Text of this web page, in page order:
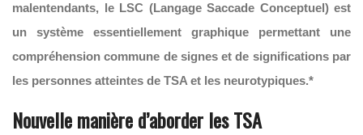
malentendants, le LSC (Langage Saccade Conceptuel) est
un système essentiellement graphique permettant une
compréhension commune de signes et de significations par
les personnes atteintes de TSA et les neurotypiques.*
Nouvelle manière d’aborder les TSA